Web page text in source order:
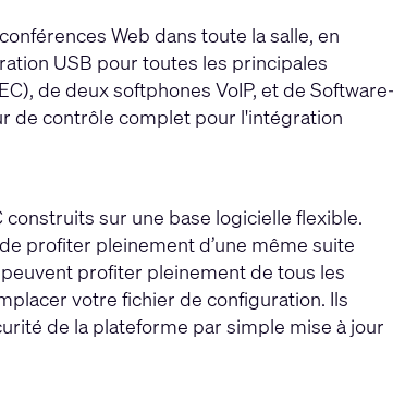
Web dans toute la salle, en
USB pour toutes les principales
de deux softphones VoIP, et de
de contrôle complet pour l'intégration
sur une base logicielle flexible.
profiter pleinement d’une même suite
profiter pleinement de tous les
votre fichier de configuration. Ils
de la plateforme par simple mise à jour